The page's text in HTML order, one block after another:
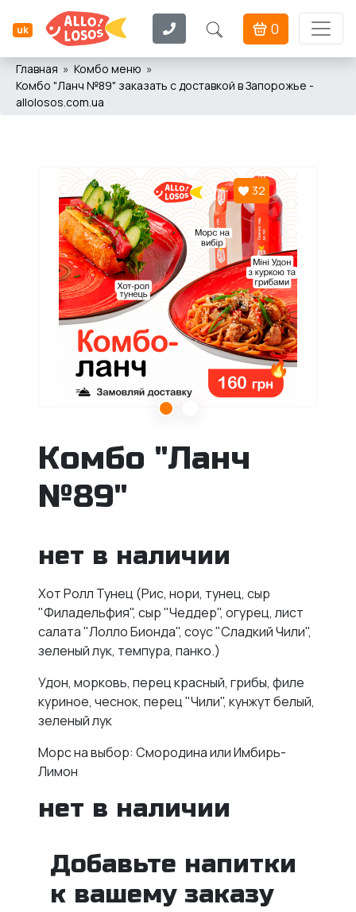
uk 0
Главная
Комбо меню
Комбо "Ланч №89" заказать с доставкой в Запорожье -
allolosos.com.ua
32
Комбо "Ланч
№89"
нет в наличии
Хот Ролл Тунец (Рис, нори, тунец, сыр
"Филадельфия", сыр "Чеддер", огурец, лист
салата "Лолло Бионда", соус "Сладкий Чили",
зеленый лук, темпура, панко.)
Удон, морковь, перец красный, грибы, филе
куриное, чеснок, перец "Чили", кунжут белый,
зеленый лук
Морс на выбор: Смородина или Имбирь-
Лимон
нет в наличии
Добавьте напитки
к вашему заказу